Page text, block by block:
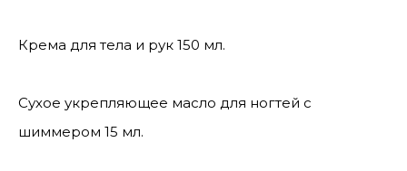
Крема для тела и рук 150 мл.
Сухое укрепляющее масло для ногтей с
шиммером 15 мл.